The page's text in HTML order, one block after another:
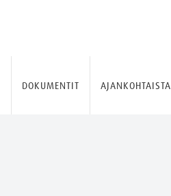
DOKUMENTIT AJANKOHTAISTA